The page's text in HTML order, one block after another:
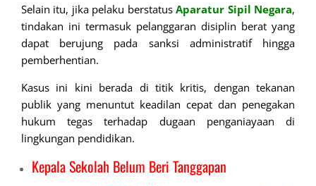
Selain itu, jika pelaku berstatusAparatur Sipil Negara,
tindakan ini termasuk pelanggaran disiplin berat yang
dapat berujung pada sanksi administratif hingga
pemberhentian.
Kasus ini kini berada di titik kritis, dengan tekanan
publik yang menuntut keadilan cepat dan penegakan
hukum tegas terhadap dugaan penganiayaan di
lingkungan pendidikan.
Kepala Sekolah Belum Beri Tanggapan